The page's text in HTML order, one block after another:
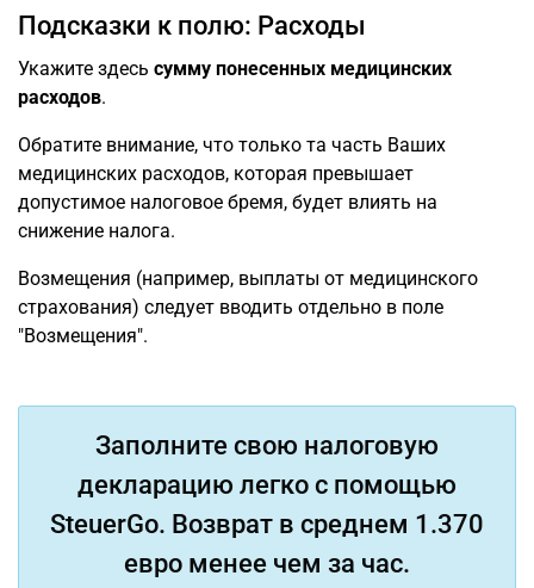
Подсказки к полю: Расходы
Укажите здесь сумму понесенных медицинских
расходов.
Обратите внимание, что только та часть Ваших
медицинских расходов, которая превышает
допустимое налоговое бремя, будет влиять на
снижение налога.
Возмещения (например, выплаты от медицинского
страхования) следует вводить отдельно в поле
"Возмещения".
Заполните свою налоговую
декларацию легко с помощью
SteuerGo. Возврат в среднем 1.370
евро менее чем за час.